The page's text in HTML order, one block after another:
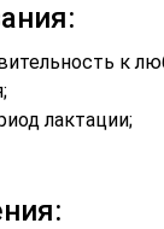
к
лактации;